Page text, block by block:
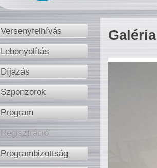
Versenyfelhívás
Lebonyolítás
Díjazás
Szponzorok
Program
Regisztráció
Programbizottság
Galéria